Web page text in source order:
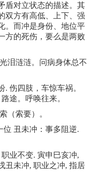
盾对立状态的描述。其
双方有高低、上下、强
。而冲是身份、地位平
方的死伤，要么是两败
泪涟涟。问病身体总不
伤四肢，车惊车祸。
途。呼唤往来。
索（索要）。
位 丑未冲：事多阻逆.
业不变. 寅申巳亥冲,
丑未冲, 职业之冲, 指居